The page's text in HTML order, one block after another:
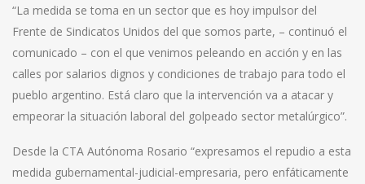
“La medida se toma en un sector que es hoy impulsor del
Frente de Sindicatos Unidos del que somos parte, – continuó el
comunicado – con el que venimos peleando en acción y en las
calles por salarios dignos y condiciones de trabajo para todo el
pueblo argentino. Está claro que la intervención va a atacar y
empeorar la situación laboral del golpeado sector metalúrgico”.
Desde la CTA Autónoma Rosario “expresamos el repudio a esta
medida gubernamental-judicial-empresaria, pero enfáticamente